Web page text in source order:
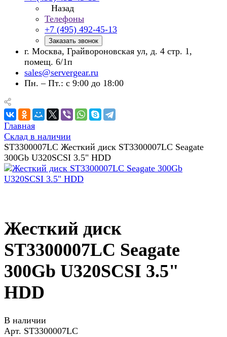
Назад
Телефоны
+7 (495) 492-45-13
Заказать звонок
г. Москва, Грайвороновская ул, д. 4 стр. 1,
помещ. 6/1п
sales@servergear.ru
Пн. – Пт.: с 9:00 до 18:00
Главная
Склад в наличии
ST3300007LC Жесткий диск ST3300007LC Seagate
300Gb U320SCSI 3.5" HDD
Жесткий диск
ST3300007LC Seagate
300Gb U320SCSI 3.5"
HDD
В наличии
Арт. ST3300007LC